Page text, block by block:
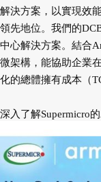
解決方案，以實現效
領先地位。我們的
中心解決方案。結合
微架構，能協助企業
化的總體擁有成本（
深入了解Supermicro